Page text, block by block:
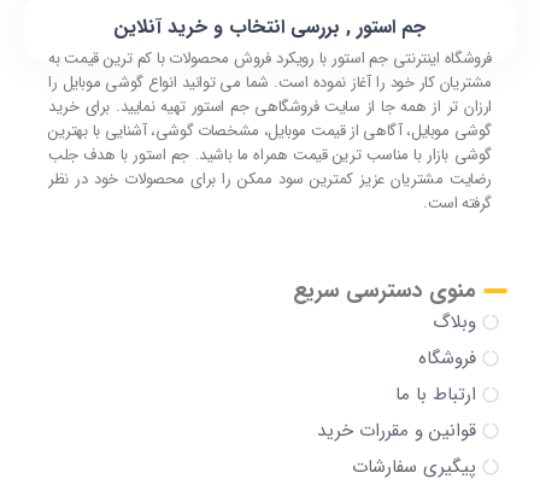
جم استور , بررسی انتخاب و خرید آنلاین
فروشگاه اینترنتی جم استور با رویکرد فروش محصولات با کم ترین قیمت به
مشتریان کار خود را آغاز نموده است. شما می توانید انواع گوشی موبایل را
ارزان تر از همه جا از سایت فروشگاهی جم استور تهیه نمایید. برای خرید
گوشی موبایل، آگاهی از قیمت موبایل، مشخصات گوشی، آشنایی با بهترین
گوشی بازار با مناسب ترین قیمت همراه ما باشید. جم استور با هدف جلب
رضایت مشتریان عزیز کمترین سود ممکن را برای محصولات خود در نظر
گرفته است.
منوی دسترسی سریع
وبلاگ
فروشگاه
ارتباط با ما
قوانین و مقررات خرید
پیگیری سفارشات